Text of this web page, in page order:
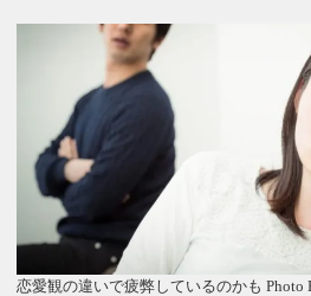
恋愛観の違いで疲弊しているのかも